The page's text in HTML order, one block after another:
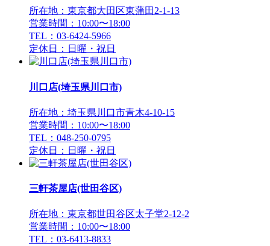
所在地：東京都大田区東蒲田2-1-13
営業時間：10:00〜18:00
TEL：03-6424-5966
定休日：日曜・祝日
川口店(埼玉県川口市)
所在地：埼玉県川口市青木4-10-15
営業時間：10:00〜18:00
TEL：048-250-0795
定休日：日曜・祝日
三軒茶屋店(世田谷区)
所在地：東京都世田谷区太子堂2-12-2
営業時間：10:00〜18:00
TEL：03-6413-8833